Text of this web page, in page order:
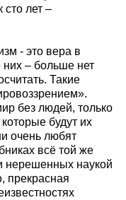
сто лет –
- это вера в
них – больше нет
Такие
без людей, только
будут их
очень любят
всё той же
нерешенных наукой
прекрасная